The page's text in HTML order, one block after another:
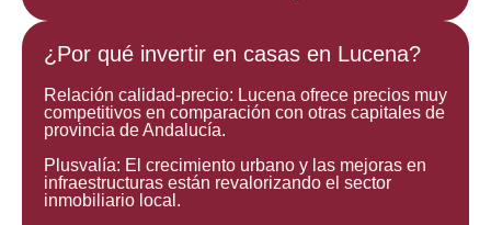
¿Por qué invertir en casas en Lucena?
Relación calidad-precio: Lucena ofrece precios muy
competitivos en comparación con otras capitales de
provincia de Andalucía.
Plusvalía: El crecimiento urbano y las mejoras en
infraestructuras están revalorizando el sector
inmobiliario local.